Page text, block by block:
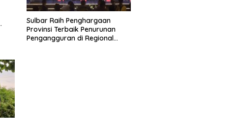
Sulbar Raih Penghargaan
Provinsi Terbaik Penurunan
Pengangguran di Regional